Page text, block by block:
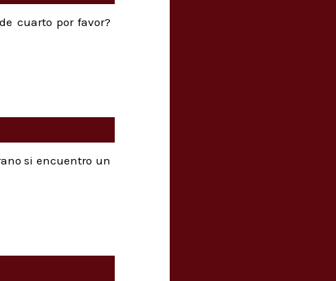
cuarto por favor?
si encuentro un